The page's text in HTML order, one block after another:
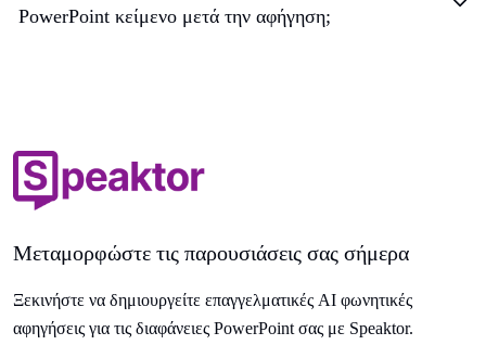
PowerPoint κείμενο μετά την αφήγηση;
Μεταμορφώστε τις παρουσιάσεις σας σήμερα
Ξεκινήστε να δημιουργείτε επαγγελματικές AI φωνητικές
αφηγήσεις για τις διαφάνειες PowerPoint σας με Speaktor.